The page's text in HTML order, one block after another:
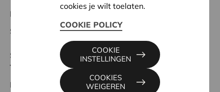
Regionaal Project
Startdatum:
17/02/2025
Status:
Volledig
Tielt-Torhout
Datum:
17/02/2025
cookies je wilt toelaten.
COOKIE POLICY
COOKIES
WEIGEREN
COOKIE
INSTELLINGEN